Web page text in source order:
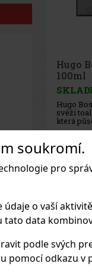
soukromí.
pro
údaje o vaší
tato data
podle svých
pomocí odkazu v
Flow
Iceberg
moderní
nebojí jít
touhu
pravidla.
ideální
Kč